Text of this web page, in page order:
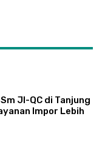
JI-QC di Tanjung
Impor Lebih